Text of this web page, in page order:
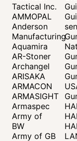
Tactical Inc.
AMMOPAL
Anderson
Manufacturing
Aquamira
AR-Stoner
Archangel
ARISAKA
ARMACON
ARMASIGHT
Armaspec
Army of
BW
Army of GB